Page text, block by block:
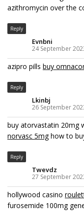
azithromycin over the
Reply
Evnbni
24 September
azipro pills buy
Reply
Lkinbj
26 September
buy atorvastatin 20mg
norvasc 5mghow to
Reply
Twevdz
27 September
hollywood casino
furosemide 100mg